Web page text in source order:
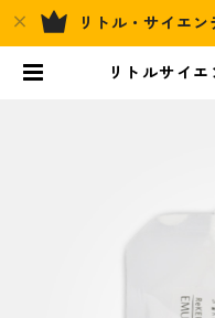
リトル・サイエ
リトルサイ